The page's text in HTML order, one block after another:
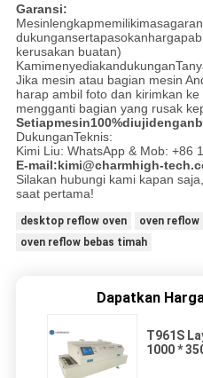
Garansi:
kerusakan buatan)
Jika mesin atau bagian mesin
harap ambil foto dan kirimkan
mengganti bagian yang rusak
DukunganTeknis:
Kimi Liu: WhatsApp & Mob: +86
E-mail:kimi@charmhigh-
Silakan hubungi kami kapan
saat pertama!
desktop reflow oven
oven
oven reflow bebas timah
Dapatkan
T961S
1000 *